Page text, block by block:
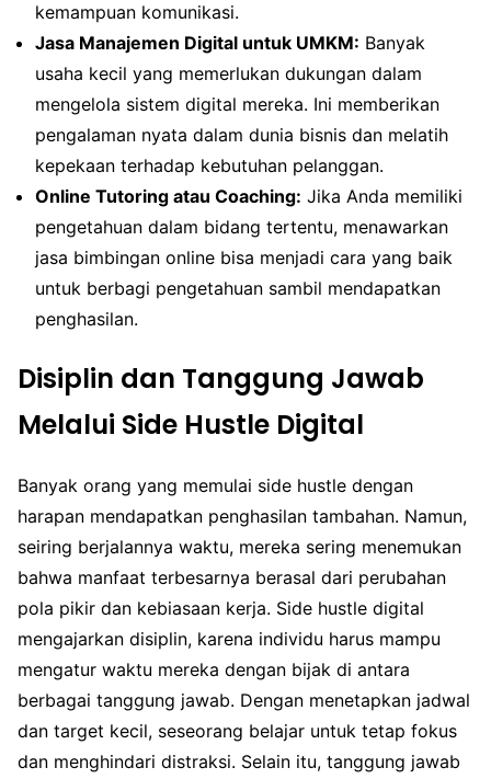
kemampuan komunikasi.
Jasa Manajemen Digital untuk UMKM: Banyak
usaha kecil yang memerlukan dukungan dalam
mengelola sistem digital mereka. Ini memberikan
pengalaman nyata dalam dunia bisnis dan melatih
kepekaan terhadap kebutuhan pelanggan.
Online Tutoring atau Coaching: Jika Anda memiliki
pengetahuan dalam bidang tertentu, menawarkan
jasa bimbingan online bisa menjadi cara yang baik
untuk berbagi pengetahuan sambil mendapatkan
penghasilan.
Disiplin dan Tanggung Jawab
Melalui Side Hustle Digital
Banyak orang yang memulai side hustle dengan
harapan mendapatkan penghasilan tambahan. Namun,
seiring berjalannya waktu, mereka sering menemukan
bahwa manfaat terbesarnya berasal dari perubahan
pola pikir dan kebiasaan kerja. Side hustle digital
mengajarkan disiplin, karena individu harus mampu
mengatur waktu mereka dengan bijak di antara
berbagai tanggung jawab. Dengan menetapkan jadwal
dan target kecil, seseorang belajar untuk tetap fokus
dan menghindari distraksi. Selain itu, tanggung jawab